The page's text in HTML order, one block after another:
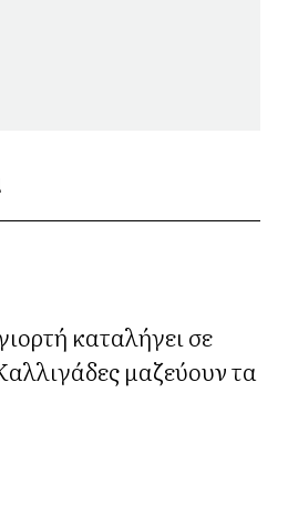
καταλήγει σε
μαζεύουν τα